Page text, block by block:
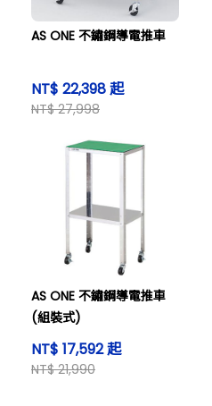
AS ONE 不鏽鋼導電推車
NT$ 22,398 起
NT$ 27,998
AS ONE 不鏽鋼導電推車
(組裝式)
NT$ 17,592 起
NT$ 21,990